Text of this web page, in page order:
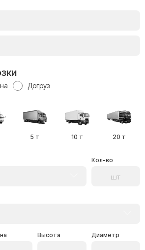
Догруз
5 т 10 т 20 т
Кол-во
Высота Диаметр